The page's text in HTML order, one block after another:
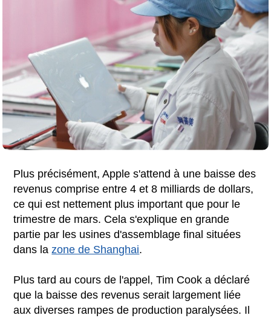
Plus précisément, Apple s'attend à une baisse des
revenus comprise entre 4 et 8 milliards de dollars,
ce qui est nettement plus important que pour le
trimestre de mars. Cela s'explique en grande
partie par les usines d'assemblage final situées
dans lazone de Shanghai.
Plus tard au cours de l'appel, Tim Cook a déclaré
que la baisse des revenus serait largement liée
aux diverses rampes de production paralysées. Il